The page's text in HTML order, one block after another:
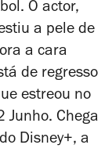
O actor,
a pele de
a cara
de regresso
estreou no
Junho. Chega
Disney+, a